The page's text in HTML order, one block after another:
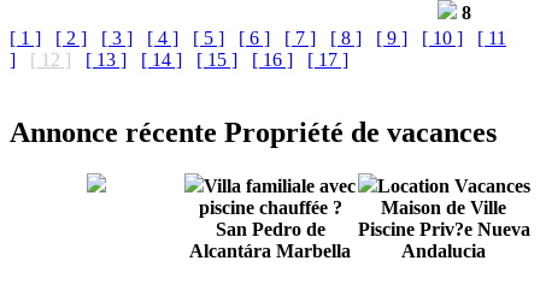
8
[ 1 ]
[ 2 ] [ 3 ] [ 4 ] [ 5 ] [ 6 ] [ 7 ] [ 8 ] [ 9 ] [ 10 ]
[ 11
]
[ 12 ] [ 13 ] [ 14 ] [ 15 ] [ 16 ] [ 17 ]
Annonce récente Propriété de vacances
Villa familiale avec
piscine chauffée ?
San Pedro de
Alcantára Marbella
Location Vacances
Maison de Ville
Piscine Priv?e Nueva
Andalucia